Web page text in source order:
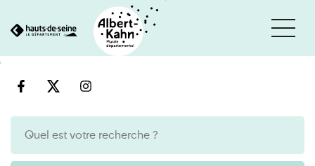
engine
Cookies management panel